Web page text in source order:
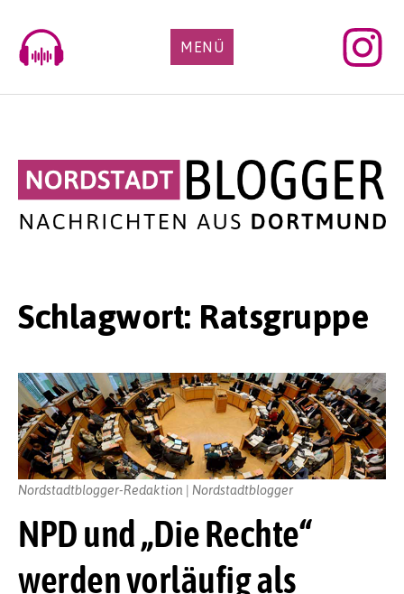
content
MENÜ
Schlagwort: Ratsgruppe
NPD und „Die Rechte“
werden vorläufig als
Nordstadtblogger-Redaktion | Nordstadtblogger